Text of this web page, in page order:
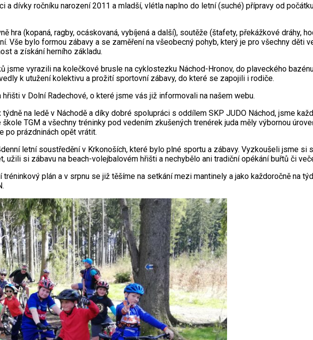
a dívky ročníku narození 2011 a mladší, vlétla naplno do letní (suché) přípravy od
hra (kopaná, ragby, ocáskovaná, vybíjená a další), soutěže (štafety, překážkové dráhy,
Vše bylo formou zábavy a se zaměření na všeobecný pohyb, který je pro všechny děti
a získání herního základu.
jsme vyrazili na kolečkové brusle na cyklostezku Náchod-Hronov, do plaveckého
k utužení kolektivu a prožití sportovní zábavy, do které se zapojili i rodiče.
v Dolní Radechové, o které jsme vás již informovali na našem webu.
na ledě v Náchodě a díky dobré spolupráci s oddílem SKP JUDO Náchod, jsme
TGM a všechny tréninky pod vedením zkušených trenérek juda měly výbornou
po prázdninách opět vrátit.
letní soustředění v Krkonoších, které bylo plné sportu a zábavy. Vyzkoušeli jsme si
užili si zábavu na beach-volejbalovém hřišti a nechybělo ani tradiční opékání buřtů či
tréninkový plán a v srpnu se již těšíme na setkání mezi mantinely a jako každoročně na